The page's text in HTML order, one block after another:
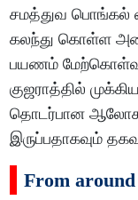
சமத்துவ பொங்கல்
கலந்து கொள்ள
பயணம்
குஜராத்தில்
தொடர்பான
இருப்பதாகவும்
From